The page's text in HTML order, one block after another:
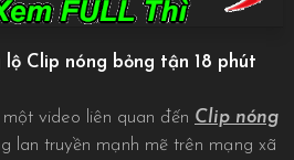
Clip nóng bỏng tận 18 phút
một video liên quan đến Clip nóng
lan truyền mạnh mẽ trên mạng xã